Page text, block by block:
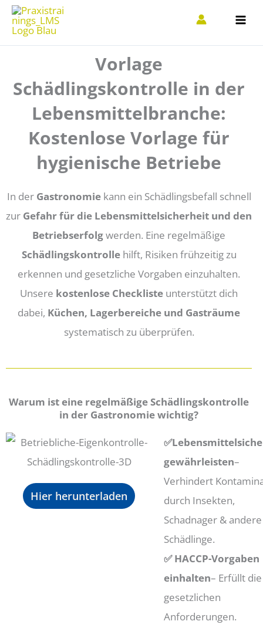
Zum
Inhalt
springen
Vorlage
Schädlingskontrolle in der
Lebensmittelbranche:
Kostenlose Vorlage für
hygienische Betriebe
In der Gastronomiekann ein Schädlingsbefall schnell
zur Gefahr für die Lebensmittelsicherheit und den
Betriebserfolgwerden. Eine regelmäßige
Schädlingskontrollehilft, Risiken frühzeitig zu
erkennen und gesetzliche Vorgaben einzuhalten.
Unsere kostenlose Checkliste unterstützt dich
dabei, Küchen, Lagerbereiche und Gasträume
systematisch zu überprüfen.
Warum ist eine regelmäßige Schädlingskontrolle
in der Gastronomie wichtig?
Hier herunterladen
gewährleisten–
Verhindert
durch Insekten,
Schadnager & andere
Schädlinge.
✅ HACCP-Vorgaben
einhalten– Erfüllt die
gesetzlichen
Anforderungen.